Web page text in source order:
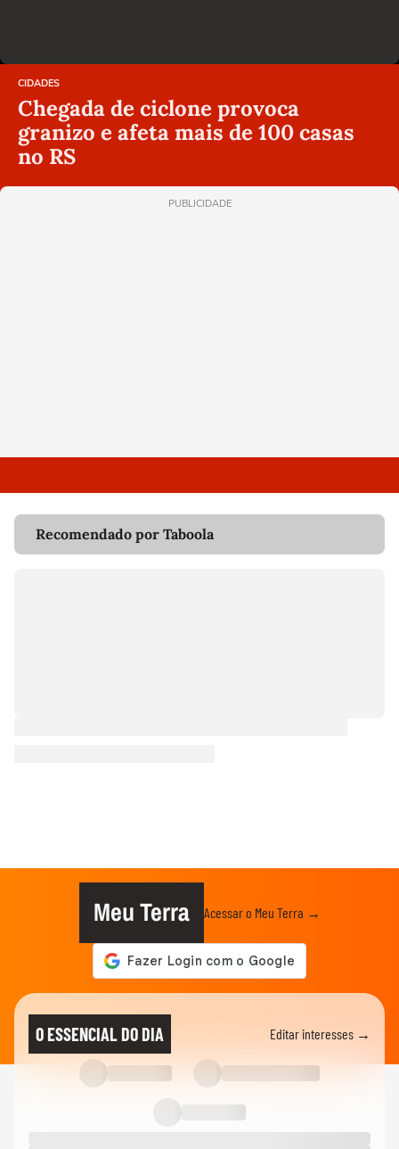
CIDADES
Chegada de ciclone provoca
granizo e afeta mais de 100 casas
no RS
PUBLICIDADE
Recomendado por Taboola
Meu Terra Acessar o Meu Terra →
O ESSENCIAL DO DIA Editar interesses →